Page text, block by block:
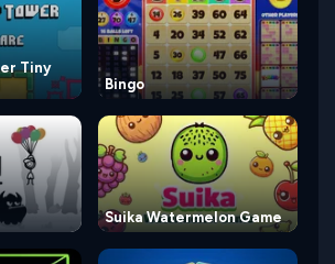
Tiny
Bingo
Suika Watermelon Game